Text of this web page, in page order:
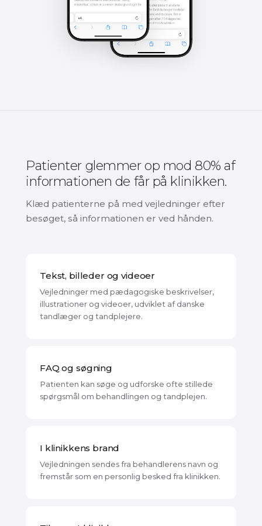
Patienter glemmer op mod 80% af
informationen de får på klinikken.
Klæd patienterne på med vejledninger efter
besøget, så informationen er ved hånden.
Tekst, billeder og videoer
Vejledninger med pædagogiske beskrivelser,
illustrationer og videoer, udviklet af danske
tandlæger og tandplejere.
FAQ og søgning
Patienten kan søge og udforske ofte stillede
spørgsmål om behandlingen og tandplejen.
I klinikkens brand
Vejledningen sendes fra behandlerens navn og
fremstår som en personlig besked fra klinikken.